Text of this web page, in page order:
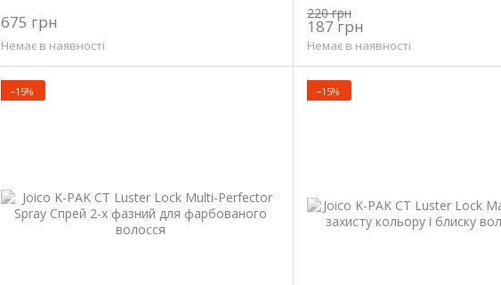
675 грн
Немає в наявності
220 грн
187 грн
Немає в наявності
−15% −15%